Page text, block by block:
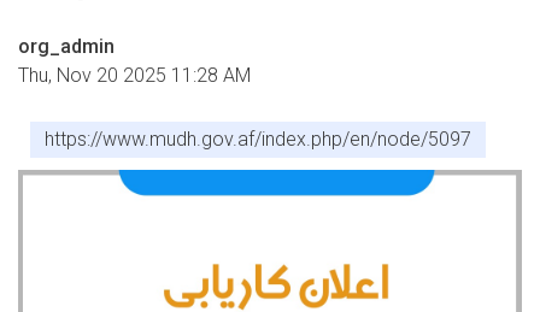
org_admin
Thu, Nov 20 2025 11:28 AM
https://www.mudh.gov.af/index.php/en/node/5097